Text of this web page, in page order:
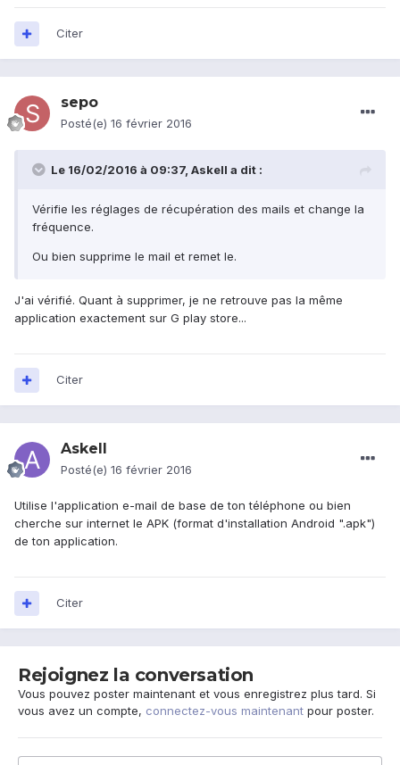
Citer
sepo
Posté(e) 16 février 2016
Le 16/02/2016 à 09:37, Askell a dit :
Vérifie les réglages de récupération des mails et change la
fréquence.
Ou bien supprime le mail et remet le.
J'ai vérifié. Quant à supprimer, je ne retrouve pas la même
application exactement sur G play store...
Citer
Askell
Posté(e) 16 février 2016
Utilise l'application e-mail de base de ton téléphone ou bien
cherche sur internet le APK (format d'installation Android ".apk")
de ton application.
Citer
Rejoignez la conversation
Vous pouvez poster maintenant et vous enregistrez plus tard. Si
vous avez un compte, connectez-vous maintenant pour poster.